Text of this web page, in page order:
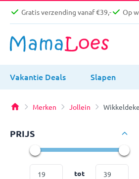
Gratis verzending vanaf €39,- Op
Vakantie Deals Slapen
Merken Jollein
PRIJS
tot